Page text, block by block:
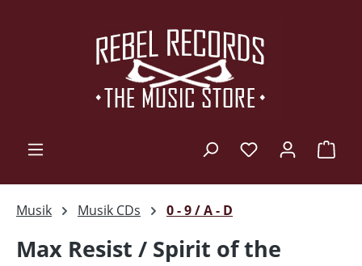
Musik Musik CDs 0 - 9 / A - D
Max Resist / Spirit of the